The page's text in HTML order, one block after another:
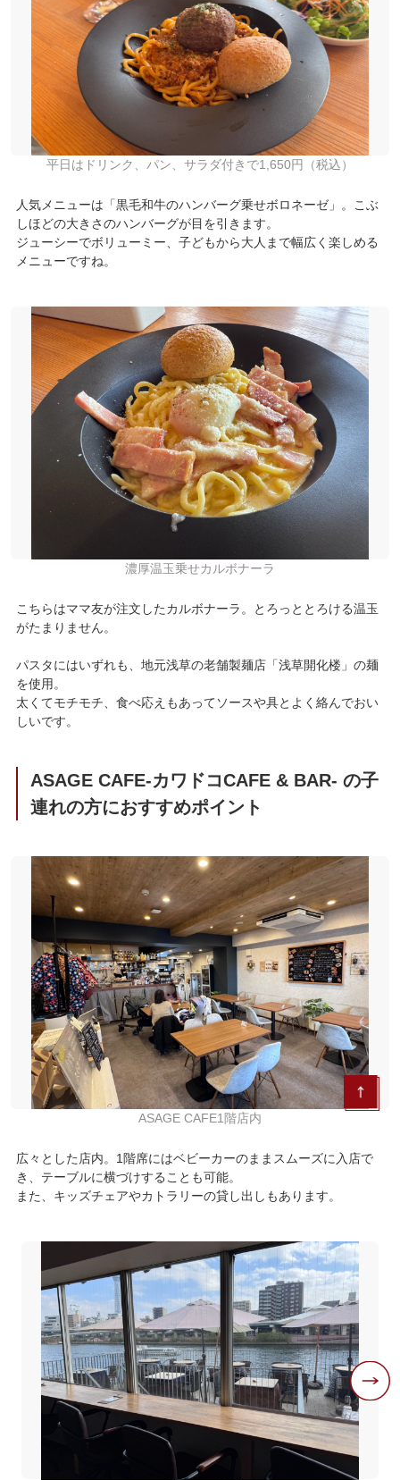
平日はドリンク、パン、サラダ付きで1,650円（税込）
人気メニューは「黒毛和牛のハンバーグ乗せボロネーゼ」。こぶ
しほどの大きさのハンバーグが目を引きます。
ジューシーでボリューミー、子どもから大人まで幅広く楽しめる
メニューですね。
濃厚温玉乗せカルボナーラ
こちらはママ友が注文したカルボナーラ。とろっととろける温玉
がたまりません。
パスタにはいずれも、地元浅草の老舗製麺店「浅草開化楼」の麺
を使用。
太くてモチモチ、食べ応えもあってソースや具とよく絡んでおい
しいです。
ASAGE CAFE-カワドコCAFE & BAR- の子
連れの方におすすめポイント
ASAGE CAFE1階店内
広々とした店内。1階席にはベビーカーのままスムーズに入店で
き、テーブルに横づけすることも可能。
また、キッズチェアやカトラリーの貸し出しもあります。